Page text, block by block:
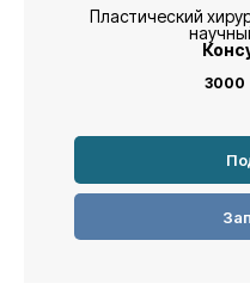
Пластический
3000